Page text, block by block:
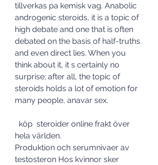
tillverkas pa kemisk vag. Anabolic
androgenic steroids, it is a topic of
high debate and one that is often
debated on the basis of half-truths
and even direct lies. When you
think about it, it s certainly no
surprise; after all, the topic of
steroids holds a lot of emotion for
many people, anavar sex.
hela världen.
Produktion och serumnivaer av
testosteron Hos kvinnor sker